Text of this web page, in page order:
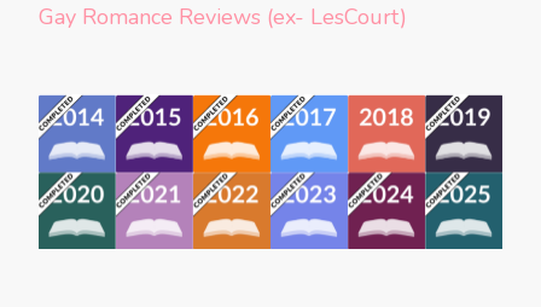
Gay Romance Reviews (ex- LesCourt)